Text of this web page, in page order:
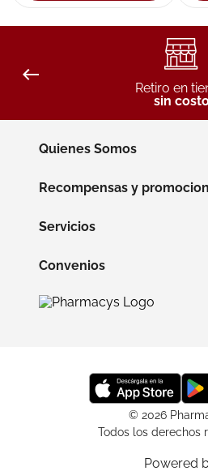
Retiro en
sin
Quienes Somos
Recompensas y
Servicios
Convenios
© 2026
Todos los derechos
Powered